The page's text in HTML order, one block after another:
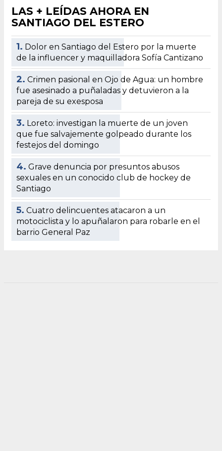
LAS + LEÍDAS AHORA EN
SANTIAGO DEL ESTERO
1. Dolor en Santiago del Estero por la muerte
de la influencer y maquilladora Sofía Cantizano
2. Crimen pasional en Ojo de Agua: un hombre
fue asesinado a puñaladas y detuvieron a la
pareja de su exesposa
3. Loreto: investigan la muerte de un joven
que fue salvajemente golpeado durante los
festejos del domingo
4. Grave denuncia por presuntos abusos
sexuales en un conocido club de hockey de
Santiago
5. Cuatro delincuentes atacaron a un
motociclista y lo apuñalaron para robarle en el
barrio General Paz